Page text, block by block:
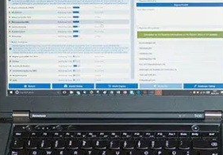
Multifunktionslenkrad
Radio
Regen-/Lichtsensor
Reifendruckkontrolle (RDK)
Servolenkung
Sitzelektronik Fahrer
Soundsystem